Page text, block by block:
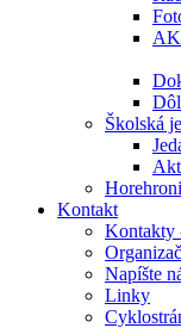
Školská
Kontakt
Kontakty
Napíšte
Linky